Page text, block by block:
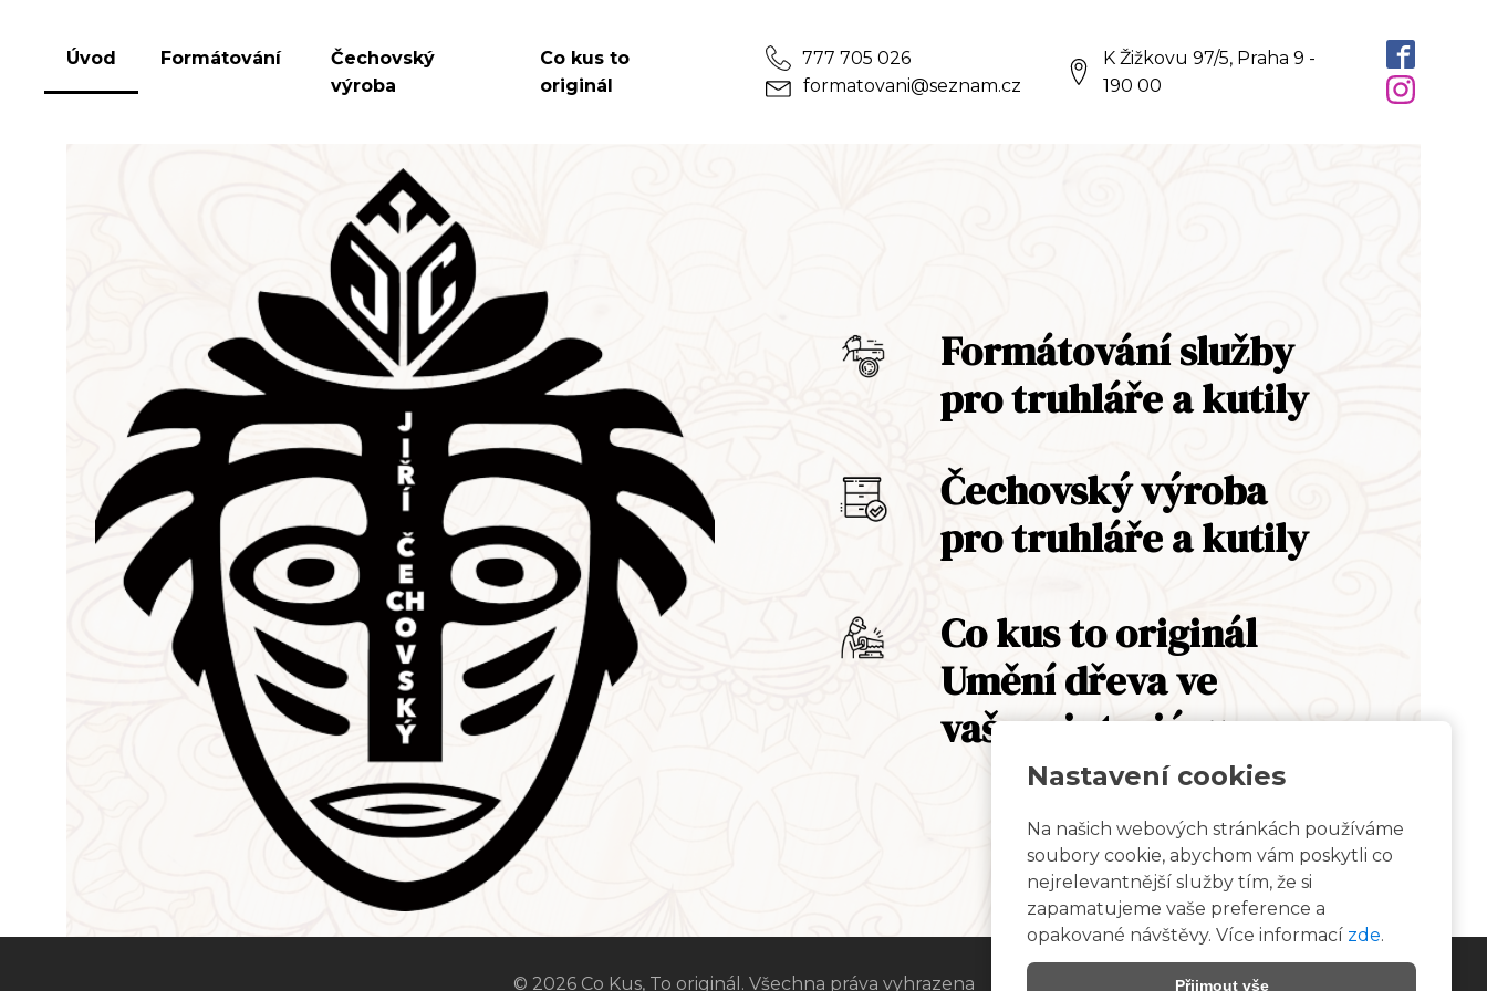
Úvod Formátování
Čechovský
výroba
Co kus to
originál
777 705 026
formatovani@seznam.cz
K Žižkovu 97/5, Praha 9 -
190 00
Formátování služby
pro truhláře a kutily
Čechovský výroba
pro truhláře a kutily
Co kus to originál
Umění dřeva ve
vašem interiéru
© 2026 Co Kus, To originál. Všechna práva vyhrazena
Nastavení cookies
Na našich webových stránkách používáme
soubory cookie, abychom vám poskytli co
nejrelevantnější služby tím, že si
zapamatujeme vaše preference a
opakované návštěvy. Více informací zde.
Přijmout vše